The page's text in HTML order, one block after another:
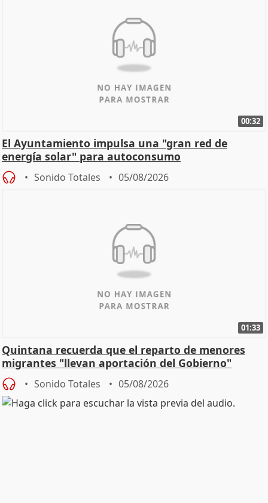
00:32
El Ayuntamiento impulsa una "gran red de
energía solar" para autoconsumo
Sonido Totales 05/08/2026
01:33
Quintana recuerda que el reparto de menores
migrantes "llevan aportación del Gobierno"
central
Sonido Totales 05/08/2026